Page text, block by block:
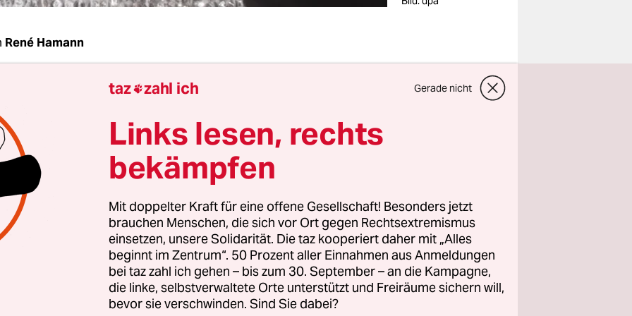
René Hamann
wie wird man Pop-Professor?
Weil ich mich stets damit beschäftigt habe, mit Bands
bei Plattenfirmen, Konzerten und als Journalist
versucht habe, Pop in die eigenen Studienfächer
Was nur selten gelang, bis ich einen derartigen
an der Universität Paderborn entdeckt habe, dort als
arbeitete und mich dann ganz spießig um eine
habe.
taz zahl ich Gerade nicht
Links lesen, rechts
bekämpfen
Mit doppelter Kraft für eine offene Gesellschaft! Besonders jetzt
brauchen Menschen, die sich vor Ort gegen Rechtsextremismus
einsetzen, unsere Solidarität. Die taz kooperiert daher mit „Alles
beginnt im Zentrum“. 50 Prozent aller Einnahmen aus Anmeldungen
bei taz zahl ich gehen – bis zum 30. September – an die Kampagne,
die linke, selbstverwaltete Orte unterstützt und Freiräume sichern will,
bevor sie verschwinden. Sind Sie dabei?